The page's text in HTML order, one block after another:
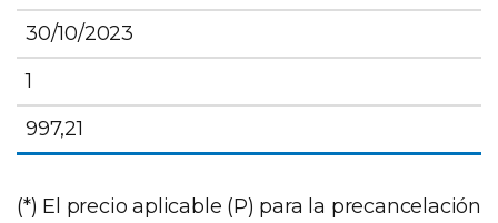
30/10/2023
1
997,21
(*) El precio aplicable (P) para la precancelación